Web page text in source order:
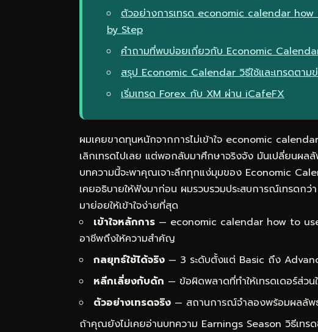
ตัวอย่างการเทรด economic calendar
by Step
คำถามที่พบบ่อยเกี่ยวกับ Economic
สรุป Economic Calendar วิธีใช้และเทรดตา
เริ่มเทรด Forex กับ XM ผ่าน iCafeFX
ผมเคยขาดทุนหนักจากการไม่เข้าใจ economic
เลิกเทรดไปเลย แต่พอกลับมาศึกษาจริงจัง มันเปลี่ยนผล
บทความนี้จะพาคุณเจาะลึกทุกแง่มุมของ Economic
เคยอธิบายให้ฟังมาก่อน ผมรวบรวมประสบการณ์เทรดก
มาย่อยให้เข้าใจง่ายที่สุด
เข้าใจหลักการ — economic calendar how to
อาชีพถึงให้ความสำคัญ
กลยุทธ์ใช้ได้จริง — 3 ระดับตั้งแต่ Basic ถึง
หลีกเลี่ยงกับดัก — ข้อผิดพลาดที่ทำให้เทรดเดอร์ส่ว
ตัวอย่างเทรดจริง — สถานการณ์จำลองพร้อมผลลัพ
ถ้าคุณยังไม่เคยอ่านบทความ Earnings Season วิธีเทร